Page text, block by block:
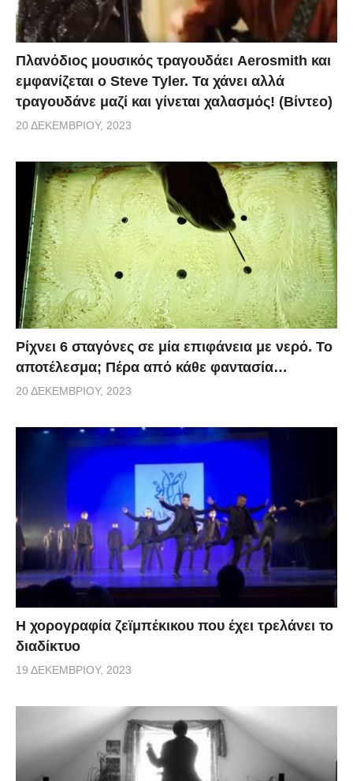
Πλανόδιος μουσικός τραγουδάει Aerosmith και
εμφανίζεται ο Steve Tyler. Τα χάνει αλλά
τραγουδάνε μαζί και γίνεται χαλασμός! (Βίντεο)
20 ΔΕΚΕΜΒΡΊΟΥ, 2023
Ρίχνει 6 σταγόνες σε μία επιφάνεια με νερό. Το
αποτέλεσμα; Πέρα από κάθε φαντασία…
20 ΔΕΚΕΜΒΡΊΟΥ, 2023
Η χορογραφία ζεϊμπέκικου που έχει τρελάνει το
διαδίκτυο
19 ΔΕΚΕΜΒΡΊΟΥ, 2023